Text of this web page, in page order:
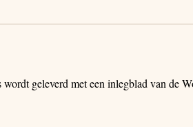
geleverd met een inlegblad van de